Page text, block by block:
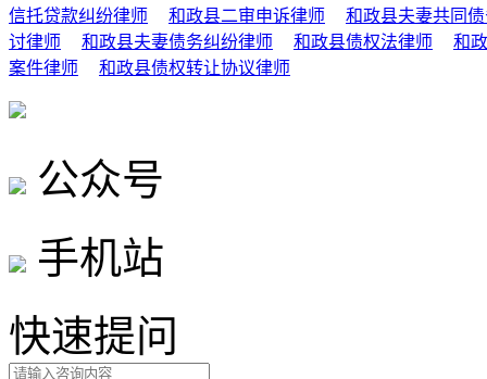
信托贷款纠纷律师
和政县二审申诉律师
和政县夫妻共同
讨律师
和政县夫妻债务纠纷律师 和政县债权法律师
和
案件律师
和政县债权转让协议律师
公众号
手机站
快速提问